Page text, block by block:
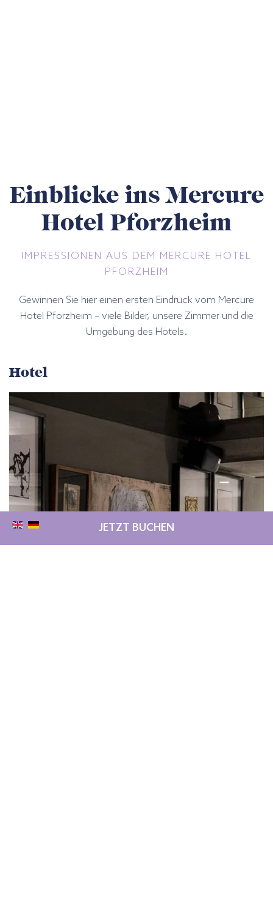
JETZT BUCHEN
Einblicke ins Mercure
Hotel Pforzheim
IMPRESSIONEN AUS DEM MERCURE HOTEL
PFORZHEIM
Gewinnen Sie hier einen ersten Eindruck vom Mercure
Hotel Pforzheim – viele Bilder, unsere Zimmer und die
Umgebung des Hotels.
Hotel